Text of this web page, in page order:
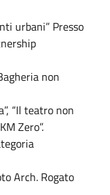
urbani” Presso
non
“Il teatro non
Zero”.
Arch. Rogato